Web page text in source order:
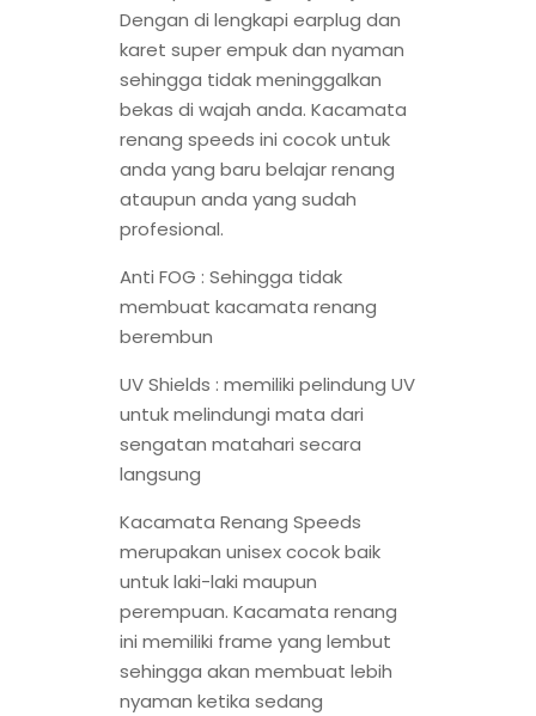
Dengan di lengkapi earplug dan
karet super empuk dan nyaman
sehingga tidak meninggalkan
bekas di wajah anda. Kacamata
renang speeds ini cocok untuk
anda yang baru belajar renang
ataupun anda yang sudah
profesional.
Anti FOG : Sehingga tidak
membuat kacamata renang
berembun
UV Shields : memiliki pelindung UV
untuk melindungi mata dari
sengatan matahari secara
langsung
Kacamata Renang Speeds
merupakan unisex cocok baik
untuk laki-laki maupun
perempuan. Kacamata renang
ini memiliki frame yang lembut
sehingga akan membuat lebih
nyaman ketika sedang